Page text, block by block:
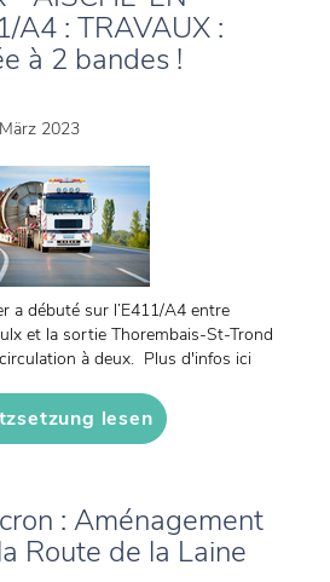
A4 : TRAVAUX :
à 2 bandes !
2023
a débuté sur l’E411/A4 entre
et la sortie Thorembais-St-Trond
à deux. Plus d'infos ici
lesen
: Aménagement
Route de la Laine